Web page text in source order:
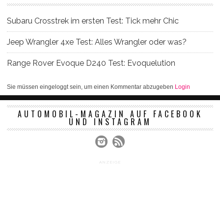
Subaru Crosstrek im ersten Test: Tick mehr Chic
Jeep Wrangler 4xe Test: Alles Wrangler oder was?
Range Rover Evoque D240 Test: Evoquelution
Sie müssen eingeloggt sein, um einen Kommentar abzugeben Login
AUTOMOBIL-MAGAZIN AUF FACEBOOK
UND INSTAGRAM
ANZEIGE